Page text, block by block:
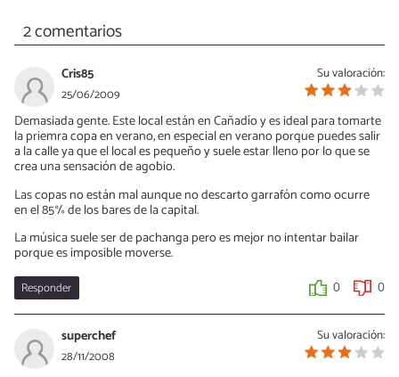
2 comentarios
Su valoración:
Cris85
25/06/2009
Demasiada gente. Este local están en Cañadío y es ideal para tomarte
la priemra copa en verano, en especial en verano porque puedes salir
a la calle ya que el local es pequeño y suele estar lleno por lo que se
crea una sensación de agobio.
Las copas no están mal aunque no descarto garrafón como ocurre
en el 85% de los bares de la capital.
La música suele ser de pachanga pero es mejor no intentar bailar
porque es imposible moverse.
Responder 0 0
Su valoración:
superchef
28/11/2008